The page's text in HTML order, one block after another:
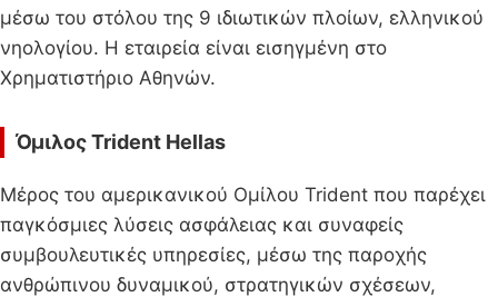
μέσω του στόλου της 9 ιδιωτικών πλοίων, ελληνικού
νηολογίου. Η εταιρεία είναι εισηγμένη στο
Χρηματιστήριο Αθηνών.
Όμιλος Trident Hellas
Μέρος του αμερικανικού Ομίλου Trident που παρέχει
παγκόσμιες λύσεις ασφάλειας και συναφείς
συμβουλευτικές υπηρεσίες, μέσω της παροχής
ανθρώπινου δυναμικού, στρατηγικών σχέσεων,